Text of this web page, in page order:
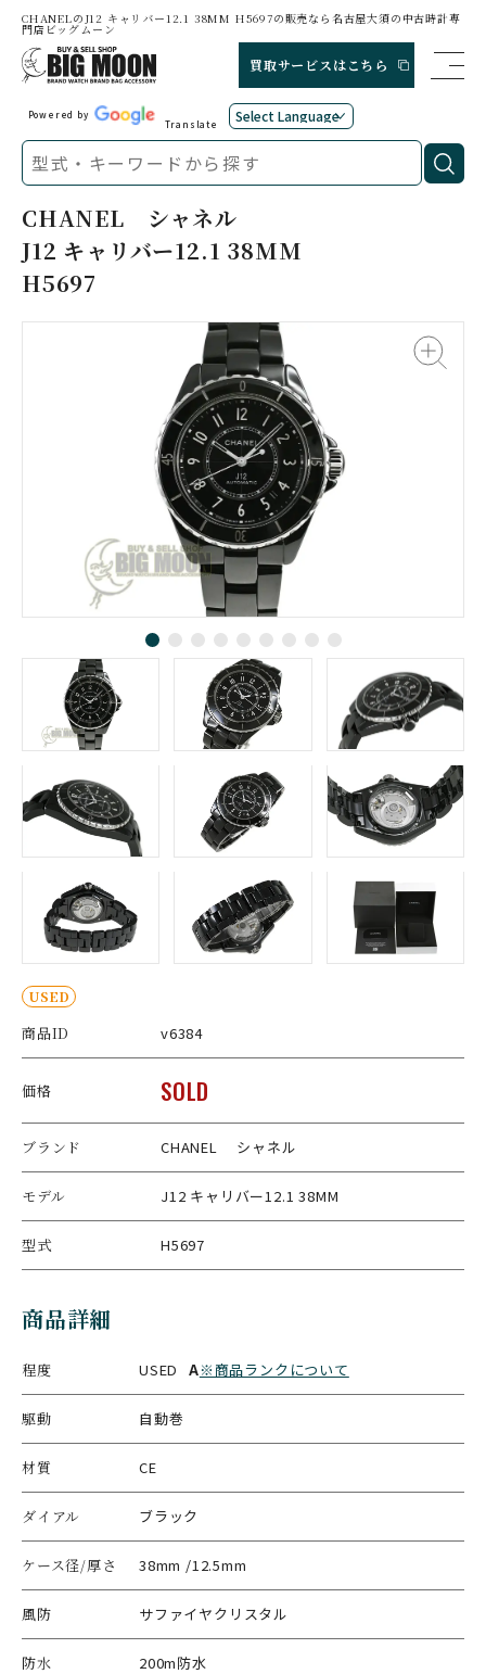
CHANELのJ12 キャリバー12.1 38MM H5697の販売なら名古屋大須の中古時計専
門店ビッグムーン
買取サービスはこちら
Powered by
Translate
CHANEL シャネル
J12 キャリバー12.1 38MM
H5697
USED
商品ID v6384
価格 SOLD
ブランド CHANEL シャネル
モデル J12 キャリバー12.1 38MM
型式 H5697
商品詳細
程度 USED A※商品ランクについて
駆動 自動巻
材質 CE
ダイアル ブラック
ケース径/厚さ 38mm /12.5mm
風防 サファイヤクリスタル
防水 200m防水